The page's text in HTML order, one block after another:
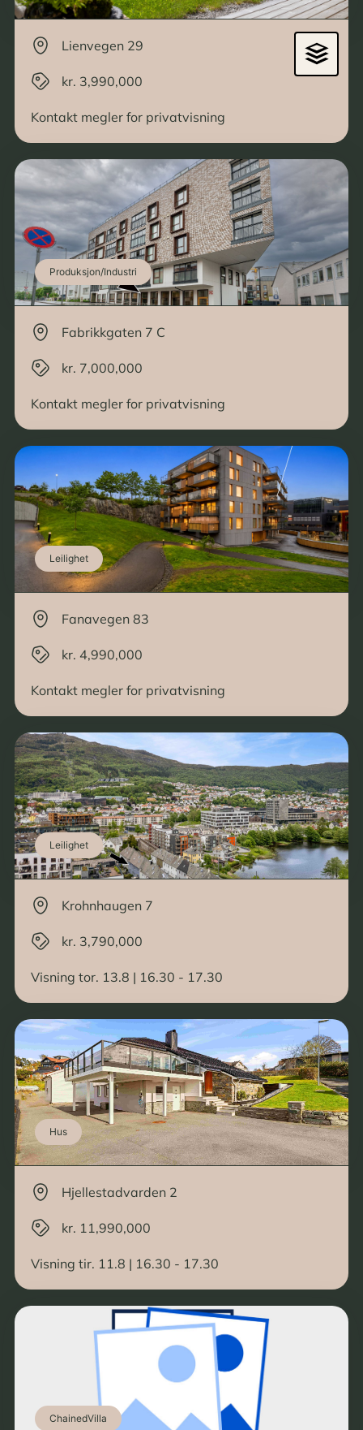
Lienvegen 29
kr. 3,990,000
Kontakt megler for privatvisning
Produksjon/Industri
Fabrikkgaten 7 C
kr. 7,000,000
Kontakt megler for privatvisning
Leilighet
Fanavegen 83
kr. 4,990,000
Kontakt megler for privatvisning
Leilighet
Krohnhaugen 7
kr. 3,790,000
Visning tor. 13.8 | 16.30 - 17.30
Hus
Hjellestadvarden 2
kr. 11,990,000
Visning tir. 11.8 | 16.30 - 17.30
ChainedVilla